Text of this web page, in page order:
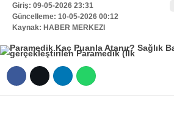
Giriş: 09-05-2026 23:31
Güncelleme: 10-05-2026 00:12
Kaynak: HABER MERKEZI